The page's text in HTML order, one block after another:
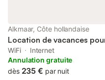
Alkmaar, Côte hollandaise
Location de vacances
WiFi
Internet
Annulation gratuite
dès 235 € par nuit